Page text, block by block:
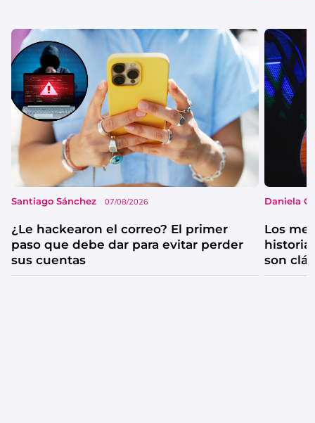
Santiago Sánchez 07/08/2026
¿Le hackearon el correo? El primer
paso que debe dar para evitar perder
sus cuentas
Daniela
Los
historia
son